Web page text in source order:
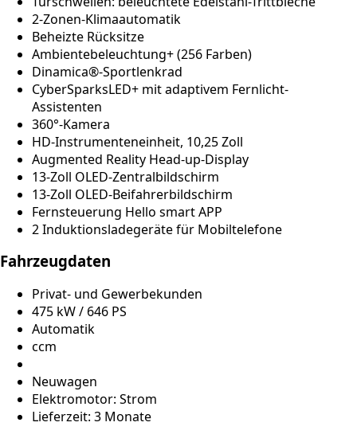
2-Zonen-Klimaautomatik
Beheizte Rücksitze
Ambientebeleuchtung+ (256 Farben)
Dinamica®-Sportlenkrad
CyberSparksLED+ mit adaptivem Fernlicht-
Assistenten
360°-Kamera
HD-Instrumenteneinheit, 10,25 Zoll
Augmented Reality Head-up-Display
13-Zoll OLED-Zentralbildschirm
13-Zoll OLED-Beifahrerbildschirm
Fernsteuerung Hello smart APP
2 Induktionsladegeräte für Mobiltelefone
Fahrzeugdaten
Privat- und Gewerbekunden
475 kW / 646 PS
Automatik
ccm
Neuwagen
Elektromotor: Strom
Lieferzeit: 3 Monate